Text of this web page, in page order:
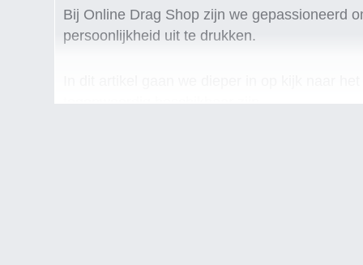
Bij Online Drag Shop zijn we gepassioneerd
persoonlijkheid uit te drukken.
In dit artikel gaan we dieper in op kijk naar